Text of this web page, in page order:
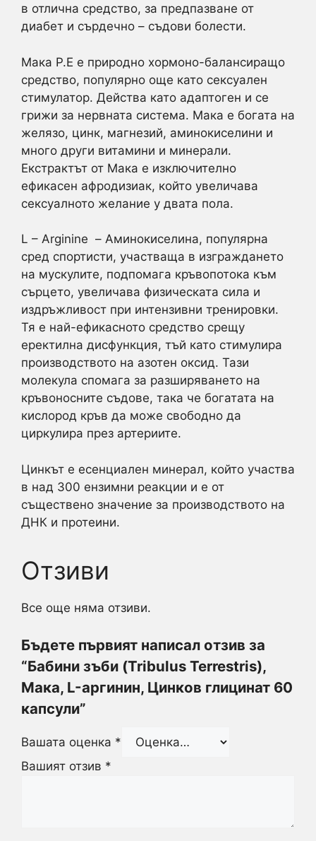
в отлична средство, за предпазване от
диабет и сърдечно – съдови болести.
Maкa P.E е природно хормоно-балансиращо
средство, популярно още като сексуален
стимулатор. Действа като адаптоген и се
грижи за нервната система. Мака е богата на
желязо, цинк, магнезий, аминокиселини и
много други витамини и минерали.
Екстрактът от Мака е изключително
ефикасен афродизиак, който увеличава
сексуалното желание у двата пола.
L – Arginine – Аминокиселина, популярна
сред спортисти, участваща в изграждането
на мускулите, подпомага кръвопотока към
сърцето, увеличава физическата сила и
издръжливост при интензивни тренировки.
Тя е най-ефикасното средство срещу
еректилна дисфункция, тъй като стимулира
производството на азотен оксид. Тази
молекула спомага за разширяването на
кръвоносните съдове, така че богатата на
кислород кръв да може свободно да
циркулира през артериите.
Цинкът е есенциален минерал, който участва
в над 300 ензимни реакции и е от
съществено значение за производството на
ДНК и протеини.
Отзиви
Все още няма отзиви.
Бъдете първият написал отзив за
“Бабини зъби (Tribulus Terrestris),
Мака, L-аргинин, Цинков глицинат 60
капсули”
Вашата оценка *
Вашият отзив *